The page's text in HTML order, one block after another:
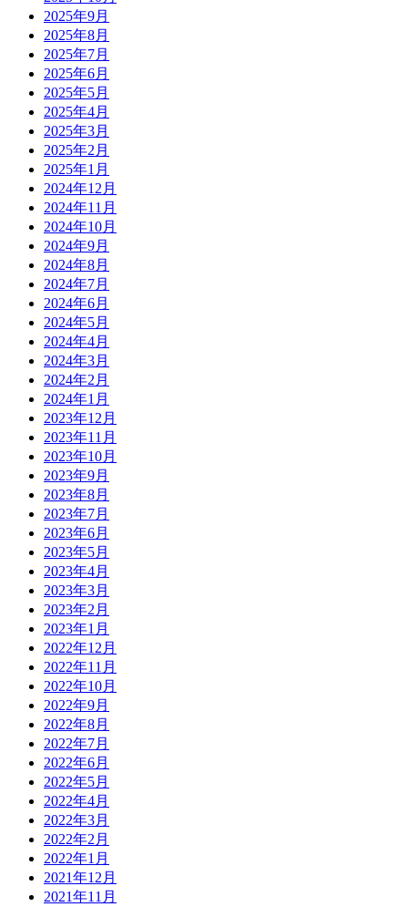
2025年9月
2025年8月
2025年7月
2025年6月
2025年5月
2025年4月
2025年3月
2025年2月
2025年1月
2024年12月
2024年11月
2024年10月
2024年9月
2024年8月
2024年7月
2024年6月
2024年5月
2024年4月
2024年3月
2024年2月
2024年1月
2023年12月
2023年11月
2023年10月
2023年9月
2023年8月
2023年7月
2023年6月
2023年5月
2023年4月
2023年3月
2023年2月
2023年1月
2022年12月
2022年11月
2022年10月
2022年9月
2022年8月
2022年7月
2022年6月
2022年5月
2022年4月
2022年3月
2022年2月
2022年1月
2021年12月
2021年11月